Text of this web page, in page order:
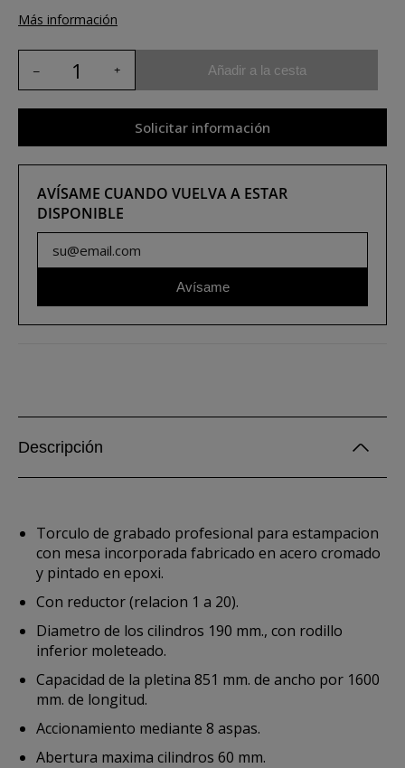
Más información
Añadir a la cesta
Solicitar información
AVÍSAME CUANDO VUELVA A ESTAR
DISPONIBLE
Avísame
Descripción
Torculo de grabado profesional para estampacion
con mesa incorporada fabricado en acero cromado
y pintado en epoxi.
Con reductor (relacion 1 a 20).
Diametro de los cilindros 190 mm., con rodillo
inferior moleteado.
Capacidad de la pletina 851 mm. de ancho por 1600
mm. de longitud.
Accionamiento mediante 8 aspas.
Abertura maxima cilindros 60 mm.